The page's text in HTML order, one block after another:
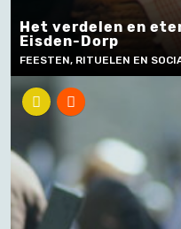
Het verdelen en
Eisden-Dorp
FEESTEN, RITUELEN EN